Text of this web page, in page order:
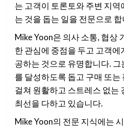
는 고객이 토론토와 주변 지
는 것을 돕는 일을 전문으로
Mike Yoon은 의사 소통, 협상
한 관심에 중점을 두고 고객에
공하는 것으로 유명합니다.
를 달성하도록 돕고 구매 또는
걸쳐 원활하고 스트레스 없는
최선을 다하고 있습니다.
Mike Yoon의 전문 지식에는